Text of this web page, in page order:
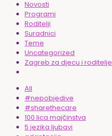
Novosti
Programi
Roditelji
Suradnici
Teme
Uncategorized
Zagreb za djecu i roditelje
All
#nepobjedive
#sharethecare
100 lica majčinstva
5 jezika ljubavi